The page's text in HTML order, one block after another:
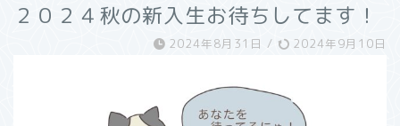
２０２４秋の新入生お待ちしてます！
2024年8月31日 / 2024年9月10日